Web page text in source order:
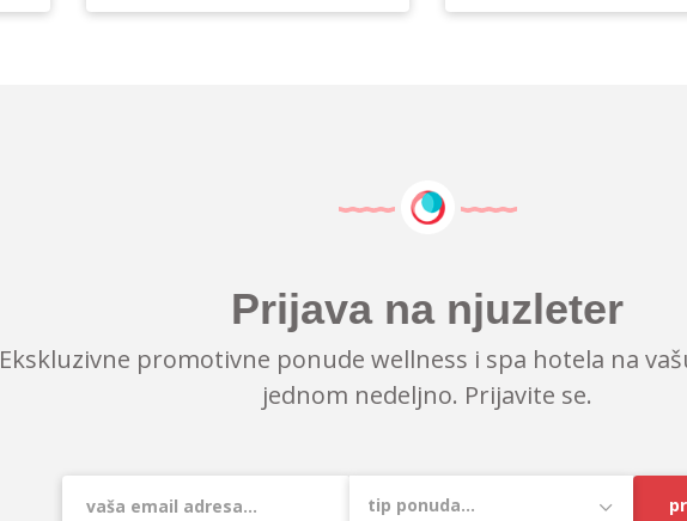
Prijava na njuzleter
Ekskluzivne promotivne ponude wellness i spa hotela na
jednom nedeljno. Prijavite se.